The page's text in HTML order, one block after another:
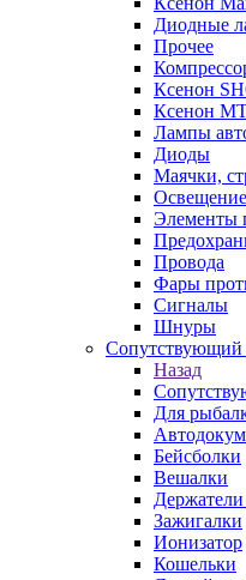
Диодные
Прочее
Ксенон
Ксенон
Лампы
Диоды
Маячки,
Освещение
Элементы
Провода
Фары
Сигналы
Шнуры
Сопутствующий
Назад
Для
Бейсболки
Вешалки
Держатели
Зажигалки
Ионизатор
Кошельки